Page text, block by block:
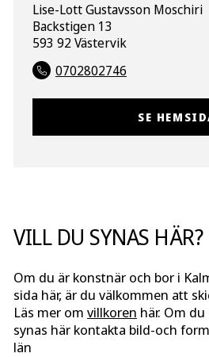
Lise-Lott Gustavsson Moschiri
Backstigen 13
593 92 Västervik
0702802746
SE
VILL DU SYNAS HÄR?
Om du är konstnär och bor i
sida här, är du välkommen att
Läs mer om villkoren här. Om
synas här kontakta bild-och
län